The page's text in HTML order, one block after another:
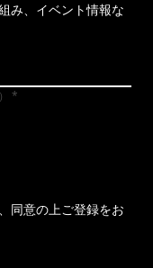
み、イベント情報な
同意の上ご登録をお